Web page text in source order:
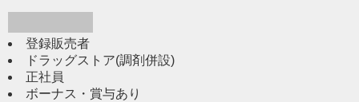
登録販売者
ドラッグストア(調剤併設)
正社員
ボーナス・賞与あり